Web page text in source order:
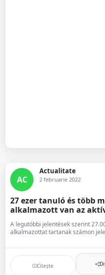
AC
Actualitate
2 februarie 2022
27 ezer tanuló és több
alkalmazott van az
A legutóbbi jelentések szerint
alkalmazottat tartanak számon
Citește